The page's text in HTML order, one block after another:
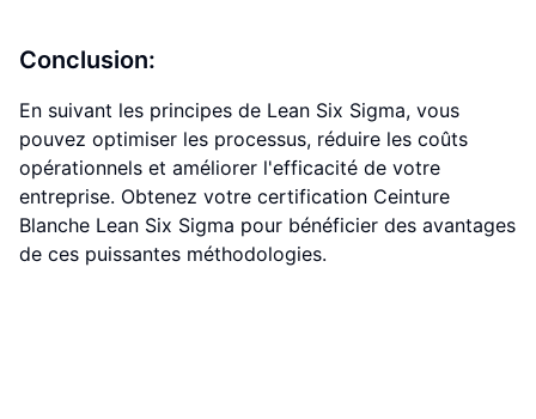
Conclusion:
En suivant les principes de Lean Six Sigma, vous
pouvez optimiser les processus, réduire les coûts
opérationnels et améliorer l'efficacité de votre
entreprise. Obtenez votre certification Ceinture
Blanche Lean Six Sigma pour bénéficier des avantages
de ces puissantes méthodologies.